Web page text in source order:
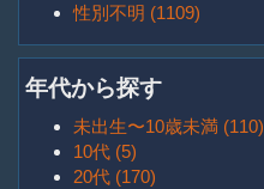
性別不明 (1109)
年代から探す
未出生〜10歳未満 (110)
10代 (5)
20代 (170)